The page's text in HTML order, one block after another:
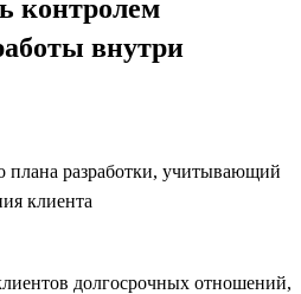
контролем
внутри
плана разработки, учитывающий
клиента
долгосрочных отношений,